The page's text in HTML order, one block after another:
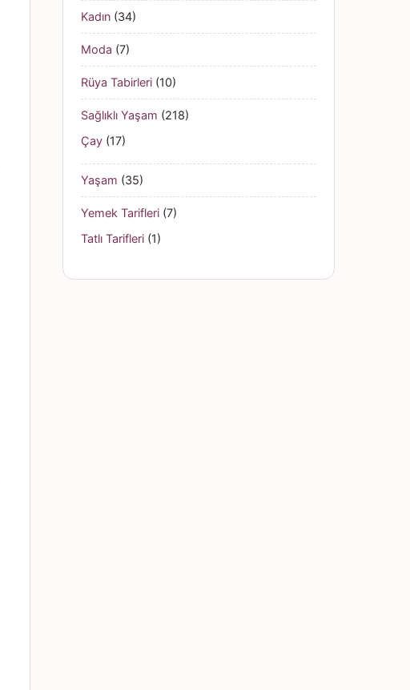
Kadın (34)
Moda (7)
Rüya Tabirleri (10)
Sağlıklı Yaşam (218)
Çay (17)
Yaşam (35)
Yemek Tarifleri (7)
Tatlı Tarifleri (1)